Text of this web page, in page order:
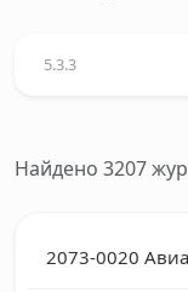
Найдено 3207
2073-0020